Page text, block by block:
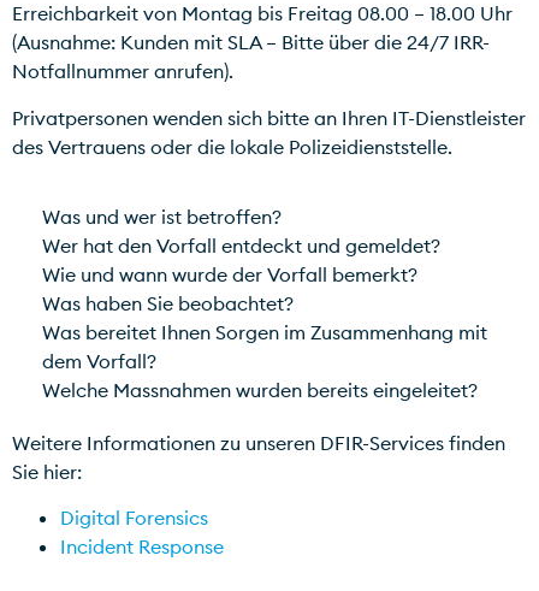
Erreichbarkeit von Montag bis Freitag 08.00 – 18.00 Uhr
(Ausnahme: Kunden mit SLA – Bitte über die 24/7 IRR-
Notfallnummer anrufen).
Privatpersonen wenden sich bitte an Ihren IT-Dienstleister
des Vertrauens oder die lokale Polizeidienststelle.
Was und wer ist betroffen?
Wer hat den Vorfall entdeckt und gemeldet?
Wie und wann wurde der Vorfall bemerkt?
Was haben Sie beobachtet?
Was bereitet Ihnen Sorgen im Zusammenhang mit
dem Vorfall?
Welche Massnahmen wurden bereits eingeleitet?
Weitere Informationen zu unseren DFIR-Services finden
Sie hier:
Digital Forensics
Incident Response